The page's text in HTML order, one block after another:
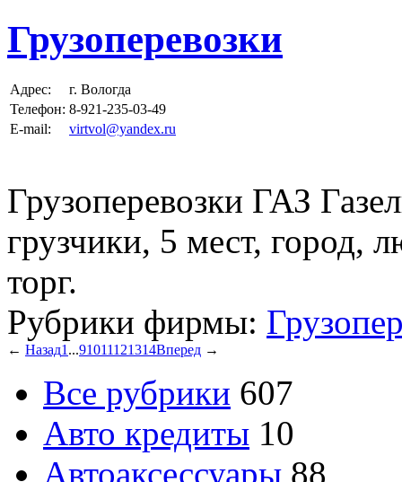
Грузоперевозки
Адрес:
г. Вологда
Телефон: 8-921-235-03-49
E-mail:
virtvol@yandex.ru
Грузоперевозки ГАЗ
грузчики, 5 мест, город,
торг.
Рубрики фирмы:
← Назад1 ...91011121314Вперед →
Все рубрики 607
Авто кредиты 10
Автоаксессуары 88